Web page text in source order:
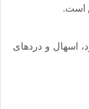
است.
اسهال و دردهای